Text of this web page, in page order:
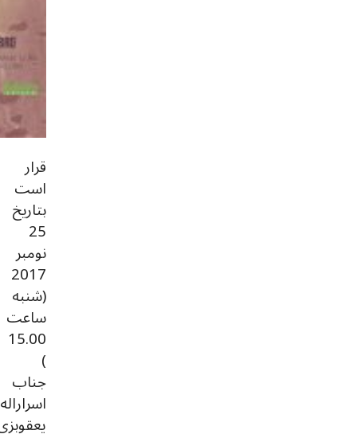
قرار
است
بتاریخ
25
نومبر
2017
(شنبه
ساعت
15.00
)
جناب
اسراراله